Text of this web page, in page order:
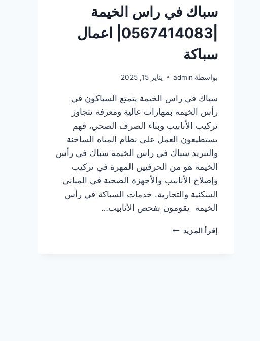
سباك في راس الخيمة
|0567414083| اعمال
سباكة
بواسطة admin يناير 15, 2025
سباك في راس الخيمة يتمتع السباكون في
رأس الخيمة بمهارات عالية ومعرفة تتجاوز
تركيب الأنابيب وبناء الصرف الصحي، فهم
يستطيعون العمل على نظام المياه الساخنة
والتبريد سباك في راس الخيمة سباك في رأس
الخيمة هو من الحرفيين المهرة في تركيب
وإصلاح الأنابيب والأجهزة الصحية في المباني
السكنية والتجارية. خدمات السباكة في رأس
الخيمة يقومون بفحص الأنابيب…
إقرأ المزيد سباك